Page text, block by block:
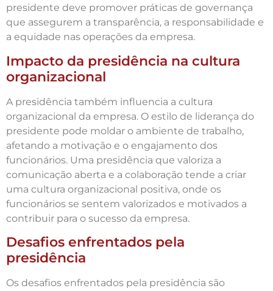
presidente deve promover práticas de governança
que assegurem a transparência, a responsabilidade e
a equidade nas operações da empresa.
Impacto da presidência na cultura
organizacional
A presidência também influencia a cultura
organizacional da empresa. O estilo de liderança do
presidente pode moldar o ambiente de trabalho,
afetando a motivação e o engajamento dos
funcionários. Uma presidência que valoriza a
comunicação aberta e a colaboração tende a criar
uma cultura organizacional positiva, onde os
funcionários se sentem valorizados e motivados a
contribuir para o sucesso da empresa.
Desafios enfrentados pela
presidência
Os desafios enfrentados pela presidência são